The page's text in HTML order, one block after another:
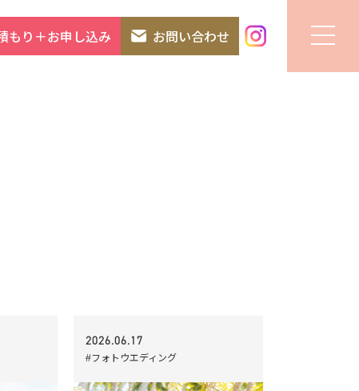
もり＋お申し込み お問い合わせ
2026.06.17
#フォトウエディング